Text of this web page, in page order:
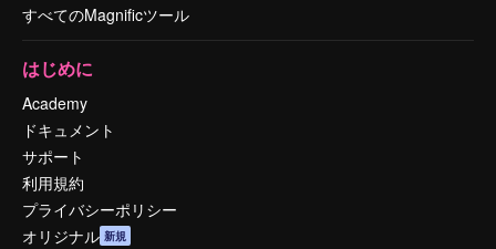
すべてのMagnificツール
はじめに
Academy
ドキュメント
サポート
利用規約
プライバシーポリシー
オリジナル 新規